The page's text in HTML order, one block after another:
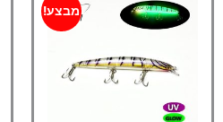
מבצע!